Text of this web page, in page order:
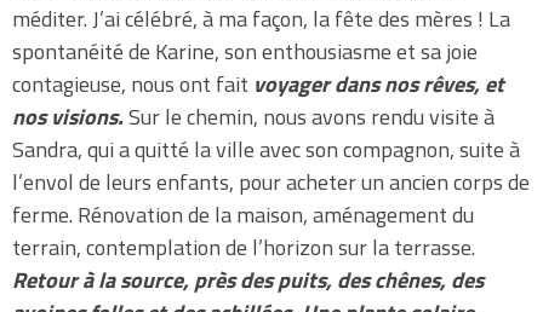
méditer. J’ai célébré, à ma façon, la fête des mères ! La
spontanéité de Karine, son enthousiasme et sa joie
contagieuse, nous ont fait voyager dans nos rêves, et
nos visions.Sur le chemin, nous avons rendu visite à
Sandra, qui a quitté la ville avec son compagnon, suite à
l’envol de leurs enfants, pour acheter un ancien corps de
ferme. Rénovation de la maison, aménagement du
terrain, contemplation de l’horizon sur la terrasse.
Retour à la source, près des puits, des chênes, des